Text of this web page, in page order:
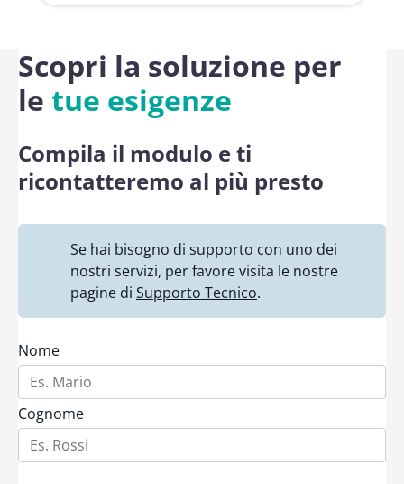
Scopri la soluzione per
le tue esigenze
Compila il modulo e ti
ricontatteremo al più presto
Se hai bisogno di supporto con uno dei
nostri servizi, per favore visita le nostre
pagine di Supporto Tecnico.
Nome
Cognome